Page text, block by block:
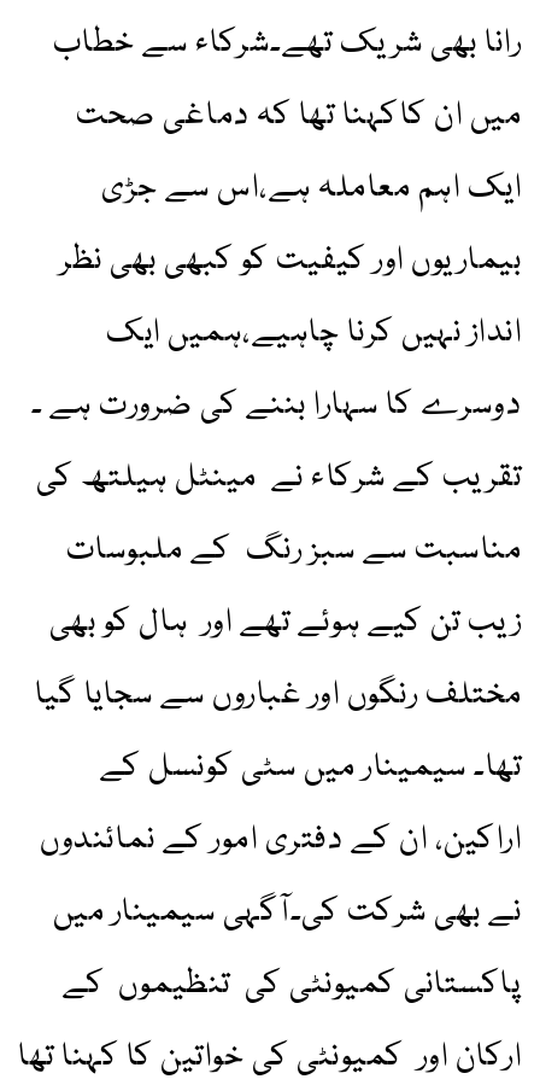
رانا بھی شریک تھے۔شرکاء سے خطاب
میں ان کاکہنا تھا کہ دماغی صحت
ایک اہم معاملہ ہے،اس سے جڑی
بیماریوں اور کیفیت کو کبھی بھی نظر
انداز نہیں کرنا چاہیے،ہمیں ایک
دوسرے کا سہارا بننے کی ضرورت ہے ۔
تقریب کے شرکاء نے مینٹل ہیلتھ کی
مناسبت سے سبز رنگ کے ملبوسات
زیب تن کیے ہوئے تھے اور ہال کو بھی
مختلف رنگوں اور غباروں سے سجایا گیا
تھا۔ سیمینار میں سٹی کونسل کے
اراکین، ان کے دفتری امور کے نمائندوں
نے بھی شرکت کی۔آگہی سیمینار میں
پاکستانی کمیونٹی کی تنظیموں کے
ارکان اور کمیونٹی کی خواتین کا کہنا تھا